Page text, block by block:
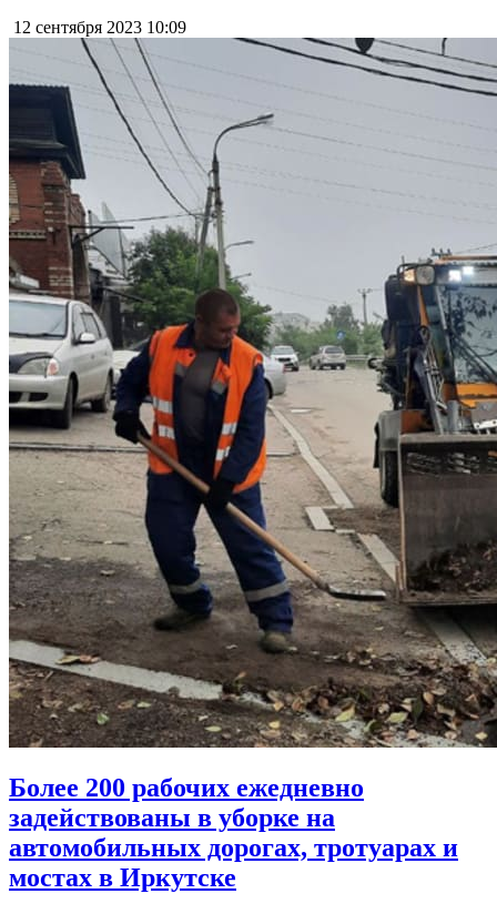
12 сентября 2023 10:09
Более 200 рабочих ежедневно
задействованы в уборке на
автомобильных дорогах, тротуарах и
мостах в Иркутске